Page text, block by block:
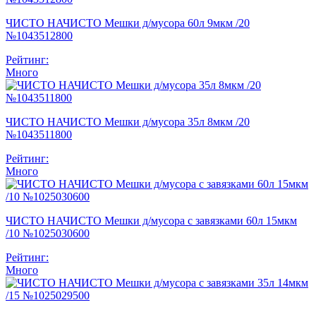
ЧИСТО НАЧИСТО Мешки д/мусора 60л 9мкм /20
№1043512800
Рейтинг:
Много
ЧИСТО НАЧИСТО Мешки д/мусора 35л 8мкм /20
№1043511800
Рейтинг:
Много
ЧИСТО НАЧИСТО Мешки д/мусора с завязками 60л 15мкм
/10 №1025030600
Рейтинг:
Много